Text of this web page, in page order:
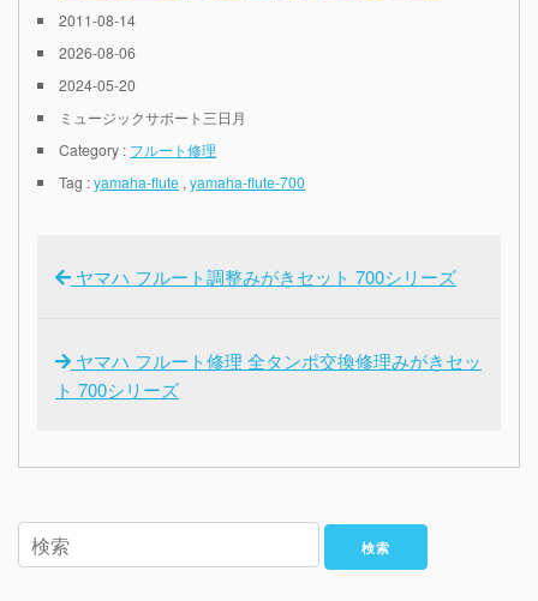
2011-08-14
2026-08-06
2024-05-20
ミュージックサポート三日月
Category : フルート修理
Tag :yamaha-flute ,yamaha-flute-700
ヤマハ フルート調整みがきセット 700シリーズ
ヤマハ フルート修理 全タンポ交換修理みがきセッ
ト 700シリーズ
検索